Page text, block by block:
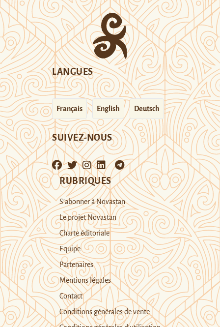
LANGUES
Français English Deutsch
SUIVEZ-NOUS
RUBRIQUES
S’abonner à Novastan
Le projet Novastan
Charte éditoriale
Equipe
Partenaires
Mentions légales
Contact
Conditions générales de vente